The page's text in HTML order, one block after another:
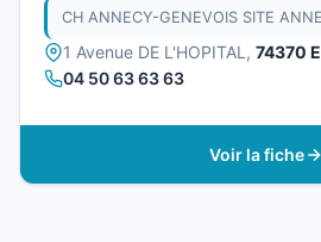
CH ANNECY-GENEVOIS SITE
1 Avenue DE L'HOPITAL, 74370
04 50 63 63 63
Voir la fiche